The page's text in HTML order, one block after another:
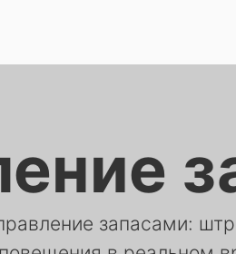
запасами: